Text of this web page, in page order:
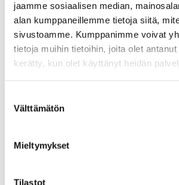
jaamme sosiaalisen median,
alan kumppaneillemme tietoja siitä,
sivustoamme. Kumppanimme voivat
tietoja muihin tietoihin, joita olet
kerätty, kun olet käyttänyt heidän
valinta
Välttämätön
Mieltymykset
Tilastot
Norwegianin Helsinki-Vantaan
lentäjien yhdistys
Puheenjohtaja/ President: Daniel
etunimi.sukunimi@npuf.fi
Liity jäseneksi tästä
7412